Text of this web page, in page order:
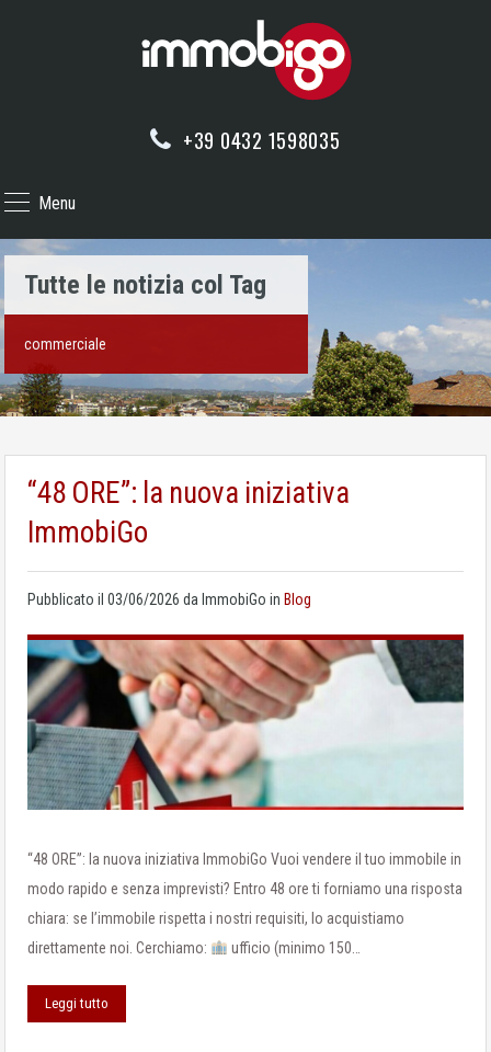
+39 0432 1598035
Menu
Tutte le notizia col Tag
commerciale
“48 ORE”: la nuova iniziativa
ImmobiGo
Pubblicato il 03/06/2026 da ImmobiGo in Blog
“48 ORE”: la nuova iniziativa ImmobiGo Vuoi vendere il tuo immobile in
modo rapido e senza imprevisti? Entro 48 ore ti forniamo una risposta
chiara: se l’immobile rispetta i nostri requisiti, lo acquistiamo
direttamente noi. Cerchiamo:
ufficio (minimo 150…
Leggi tutto